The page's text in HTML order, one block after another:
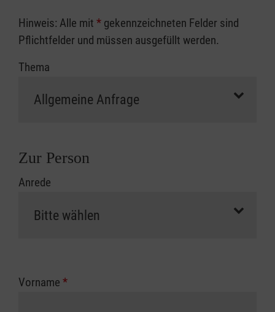
Hinweis: Alle mit * gekennzeichneten Felder sind
Pflichtfelder und müssen ausgefüllt werden.
Thema
Zur Person
Anrede
Vorname *